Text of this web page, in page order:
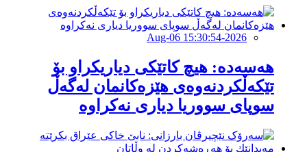
2026-Aug-06 15:30:54
هەسەدە: هیچ کاتێکی دیاریکراو بۆ
تێکەڵکردنەوەی هێزەکانمان لەگەڵ
سوپای سووریا دیاری نەکراوە